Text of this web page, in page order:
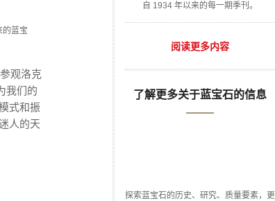
的蓝宝
观洛克
我们的
式和振
人的天
自 1934 年以来的每一期季刊。
阅读更多内容
了解更多关于蓝宝石的信息
探索蓝宝石的历史、研究、质量要素，更